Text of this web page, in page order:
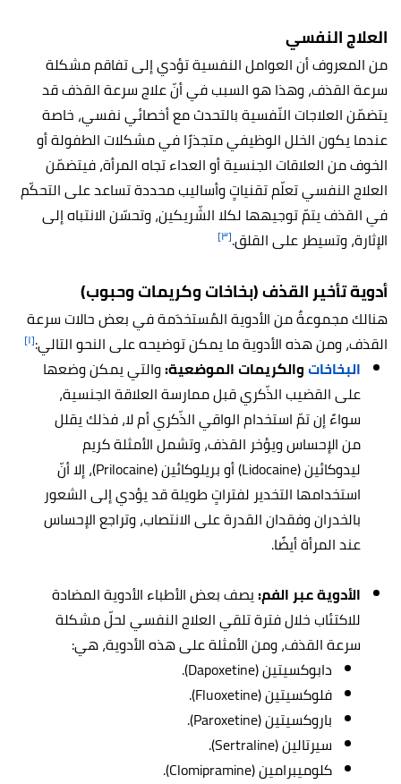
العلاج النفسي
من المعروف أن العوامل النفسية تؤدي إلى تفاقم مشكلة
سرعة القذف، وهذا هو السبب في أنّ علاج سرعة القذف قد
يتضمّن العلاجات النّفسية بالتحدث مع أخصائي نفسي، خاصة
عندما يكون الخلل الوظيفي متجذرًا في مشكلات الطفولة أو
الخوف من العلاقات الجنسية أو العداء تجاه المرأة، فيتضمّن
العلاج النفسي تعلّم تقنياتٍ وأساليب محددة تساعد على التحكّم
في القذف يتمّ توجيهها لكلا الشّريكين، وتحسّن الانتباه إلى
الإثارة، وتسيطر على القلق.[٣]
أدوية تأخير القذف (بخاخات وكريمات وحبوب)
هنالك مجموعةٌ من الأدوية المُستخدَمة في بعض حالات سرعة
القذف، ومن هذه الأدوية ما يمكن توضيحه على النحو التالي:[١]
البخاخات والكريمات الموضعية:والتي يمكن وضعها
على القضيب الذّكري قبل ممارسة العلاقة الجنسية،
سواءً إن تمّ استخدام الواقي الذّكري أم لا، فذلك يقلل
من الإحساس ويؤخر القذف، وتشمل الأمثلة كريم
ليدوكائين (Lidocaine) أو بريلوكائين (Prilocaine)، إلا أنّ
استخدامها التخدير لفتراتٍ طويلة قد يؤدي إلى الشعور
بالخدران وفقدان القدرة على الانتصاب، وتراجع الإحساس
عند المرأة أيضًا.
الأدوية عبر الفم:يصف بعض الأطباء الأدوية المضادة
للاكتئاب خلال فترة تلقي العلاج النفسي لحلّ مشكلة
سرعة القذف، ومن الأمثلة على هذه الأدوية، هي:
دابوكسيتين (Dapoxetine).
فلوكسيتين (Fluoxetine).
باروكسيتين (Paroxetine).
سيرتالين (Sertraline).
كلوميبرامين (Clomipramine).